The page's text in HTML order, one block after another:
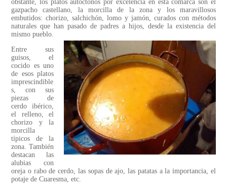
obstante, los platos autóctonos por excelencia en esta comarca son el
gazpacho castellano, la morcilla de la zona y los maravillosos
embutidos: chorizo, salchichón, lomo y jamón, curados con métodos
naturales que han pasado de padres a hijos, desde la existencia del
mismo pueblo.
Entre sus
guisos, el
cocido es uno
de esos platos
imprescindible
s, con sus
piezas de
cerdo ibérico,
el relleno, el
chorizo y la
morcilla
típicos de la
zona. También
destacan las
alubias con
oreja o rabo de cerdo, las sopas de ajo, las patatas a la importancia, el
potaje de Cuaresma, etc.